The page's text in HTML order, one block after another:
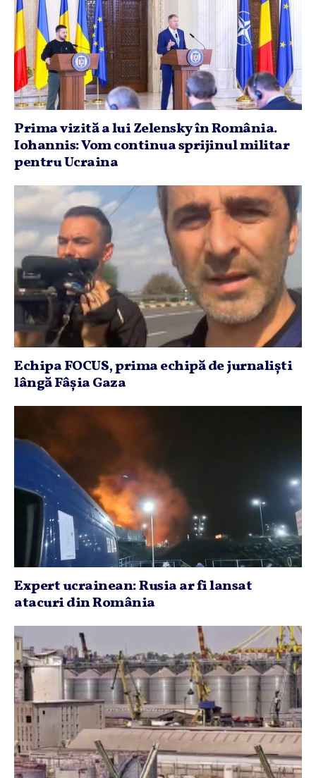
Prima vizită a lui Zelensky în România.
Iohannis: Vom continua sprijinul militar
pentru Ucraina
Echipa FOCUS, prima echipă de jurnalişti
lângă Fâşia Gaza
Expert ucrainean: Rusia ar fi lansat
atacuri din România